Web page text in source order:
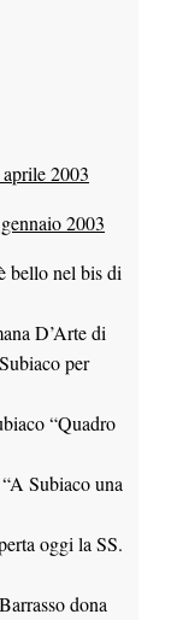
2003
2003
nel bis di
D’Arte di
per
“Quadro
Subiaco una
oggi la SS.
dona